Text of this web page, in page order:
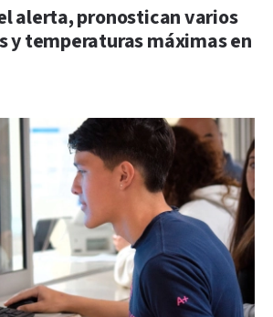
alerta, pronostican varios
y temperaturas máximas en